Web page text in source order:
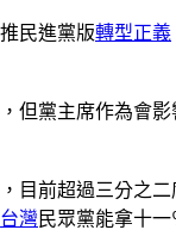
民進黨版轉型正義
黨主席作為會
前超過三分之
台灣 民眾黨能拿十